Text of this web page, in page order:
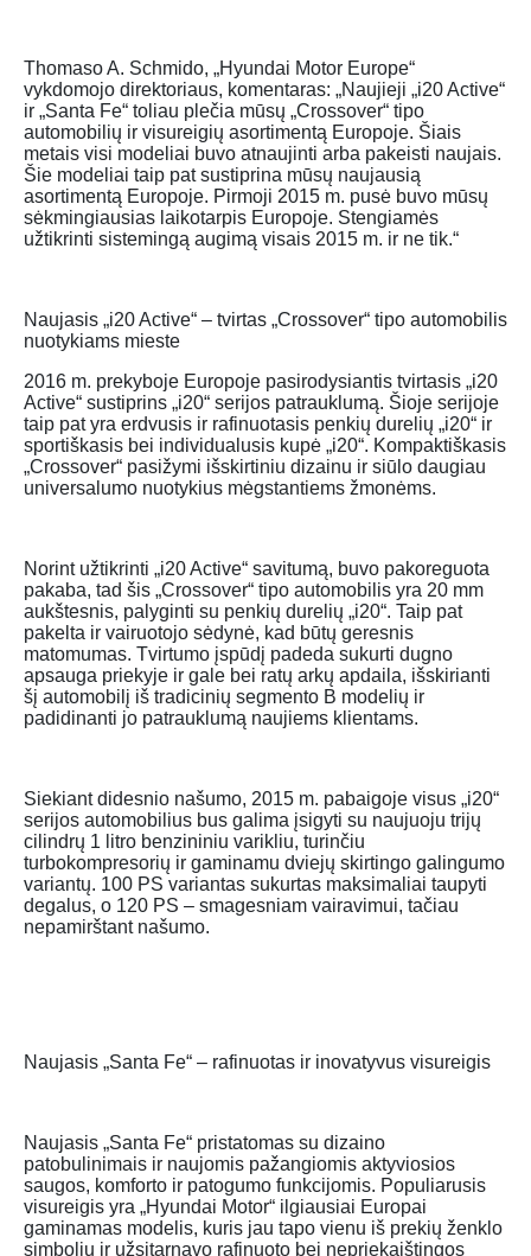
Thomaso A. Schmido, „Hyundai Motor Europe“
vykdomojo direktoriaus, komentaras: „Naujieji „i20 Active“
ir „Santa Fe“ toliau plečia mūsų „Crossover“ tipo
automobilių ir visureigių asortimentą Europoje. Šiais
metais visi modeliai buvo atnaujinti arba pakeisti naujais.
Šie modeliai taip pat sustiprina mūsų naujausią
asortimentą Europoje. Pirmoji 2015 m. pusė buvo mūsų
sėkmingiausias laikotarpis Europoje. Stengiamės
užtikrinti sistemingą augimą visais 2015 m. ir ne tik.“
Naujasis „i20 Active“ – tvirtas „Crossover“ tipo automobilis
nuotykiams mieste
2016 m. prekyboje Europoje pasirodysiantis tvirtasis „i20
Active“ sustiprins „i20“ serijos patrauklumą. Šioje serijoje
taip pat yra erdvusis ir rafinuotasis penkių durelių „i20“ ir
sportiškasis bei individualusis kupė „i20“. Kompaktiškasis
„Crossover“ pasižymi išskirtiniu dizainu ir siūlo daugiau
universalumo nuotykius mėgstantiems žmonėms.
Norint užtikrinti „i20 Active“ savitumą, buvo pakoreguota
pakaba, tad šis „Crossover“ tipo automobilis yra 20 mm
aukštesnis, palyginti su penkių durelių „i20“. Taip pat
pakelta ir vairuotojo sėdynė, kad būtų geresnis
matomumas. Tvirtumo įspūdį padeda sukurti dugno
apsauga priekyje ir gale bei ratų arkų apdaila, išskirianti
šį automobilį iš tradicinių segmento B modelių ir
padidinanti jo patrauklumą naujiems klientams.
Siekiant didesnio našumo, 2015 m. pabaigoje visus „i20“
serijos automobilius bus galima įsigyti su naujuoju trijų
cilindrų 1 litro benzininiu varikliu, turinčiu
turbokompresorių ir gaminamu dviejų skirtingo galingumo
variantų. 100 PS variantas sukurtas maksimaliai taupyti
degalus, o 120 PS – smagesniam vairavimui, tačiau
nepamirštant našumo.
Naujasis „Santa Fe“ – rafinuotas ir inovatyvus visureigis
Naujasis „Santa Fe“ pristatomas su dizaino
patobulinimais ir naujomis pažangiomis aktyviosios
saugos, komforto ir patogumo funkcijomis. Populiarusis
visureigis yra „Hyundai Motor“ ilgiausiai Europai
gaminamas modelis, kuris jau tapo vienu iš prekių ženklo
simbolių ir užsitarnavo rafinuoto bei nepriekaištingos